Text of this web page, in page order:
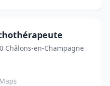
Châlons-en-Champagne